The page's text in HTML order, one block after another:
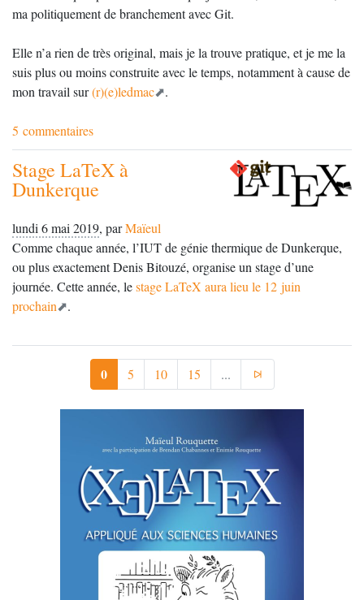
ma politiquement de branchement avec Git.
Elle n’a rien de très original, mais je la trouve pratique, et je me la
suis plus ou moins construite avec le temps, notamment à cause de
mon travail sur(r)(e)ledmac .
5 commentaires
Stage LaTeX à
Dunkerque
lundi 6 mai 2019, parMaïeul
Comme chaque année, l’IUTde génie thermique de Dunkerque,
ou plus exactement Denis Bitouzé, organise un stage d’une
journée. Cette année, lestage LaTeX aura lieu le 12 juin
prochain
.
0 5 10 15 ...